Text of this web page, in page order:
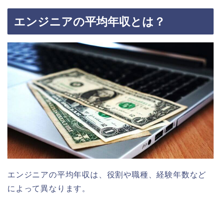
エンジニアの平均年収とは？
エンジニアの平均年収は、役割や職種、経験年数など
によって異なります。